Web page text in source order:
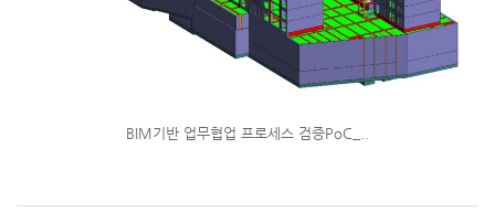
BIM기반 업무협업 프로세스 검증PoC_..